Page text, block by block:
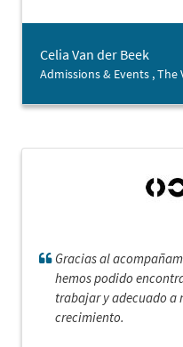
Celia Van der Beek
Admissions & Events , The
Gracias al
hemos podido
trabajar y adecuado a
crecimiento.